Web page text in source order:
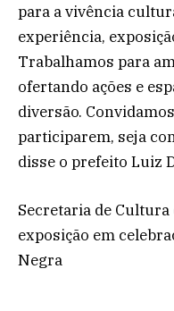
para a vivência
experiência,
Trabalhamos para
ofertando ações e
diversão.
participarem, seja
disse o prefeito Luiz
Secretaria de
exposição em
Negra